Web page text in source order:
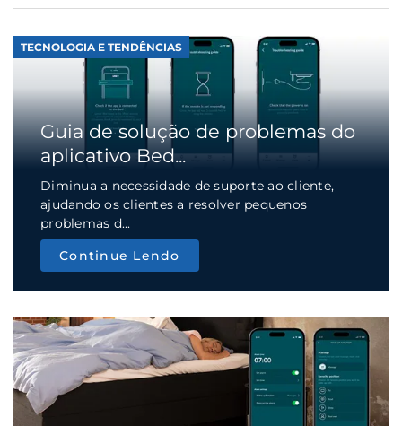
TECNOLOGIA E TENDÊNCIAS
Guia de solução de problemas do
aplicativo Bed...
Diminua a necessidade de suporte ao cliente,
ajudando os clientes a resolver pequenos
problemas d...
Continue Lendo